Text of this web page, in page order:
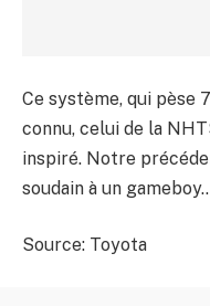
Ce système, qui pèse
connu, celui de la
inspiré. Notre
soudain à un
Source: Toyota